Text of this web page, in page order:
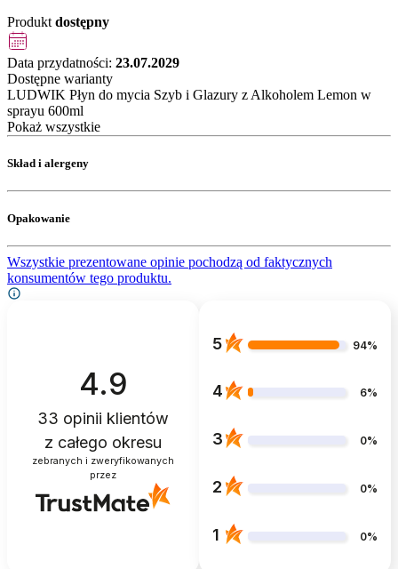
Produkt dostępny
Data przydatności: 23.07.2029
Dostępne warianty
LUDWIK Płyn do mycia Szyb i Glazury z Alkoholem Lemon w
sprayu 600ml
Pokaż wszystkie
Skład i alergeny
Opakowanie
Wszystkie prezentowane opinie pochodzą od faktycznych
konsumentów tego produktu.
4.9
33 opinii klientów
z całego okresu
zebranych i zweryfikowanych
przez
5 94%
4 6%
3 0%
2 0%
1 0%